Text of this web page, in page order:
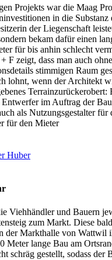
Projekts war die Maag
in die Substanz
der Liegenschaft
bekam dafür einen
für bis anhin schlecht
F zeigt, dass man auch
stimmigen Raum
lohnt, wenn der Architekt
Terrainzurückerobert:
im Auftrag der
als Nutzungsgestalter für
für den Mieter
Huber
Viehhändler und Bauern
zum Markt. Diese
der Markthalle von Wattwil
Meter lange Bau am
schräg gestellt, sodass der